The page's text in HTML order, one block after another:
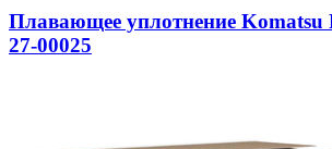
Плавающее уплотнение Komatsu
27-00025